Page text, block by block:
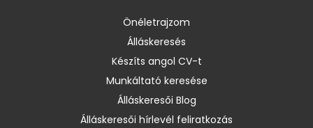
Önéletrajzom
Álláskeresés
Készíts angol CV-t
Munkáltató keresése
Álláskeresői Blog
Álláskeresői hírlevél feliratkozás